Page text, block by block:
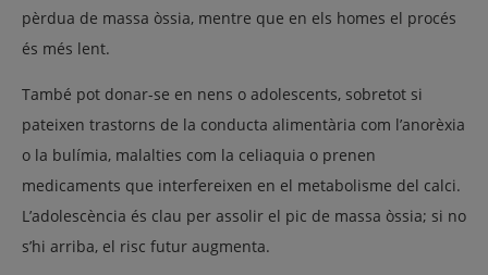
pèrdua de massa òssia, mentre que en els homes el procés
és més lent.
També pot donar-se en nens o adolescents, sobretot si
pateixen trastorns de la conducta alimentària com l’anorèxia
o la bulímia, malalties com la celiaquia o prenen
medicaments que interfereixen en el metabolisme del calci.
L’adolescència és clau per assolir el pic de massa òssia; si no
s’hi arriba, el risc futur augmenta.